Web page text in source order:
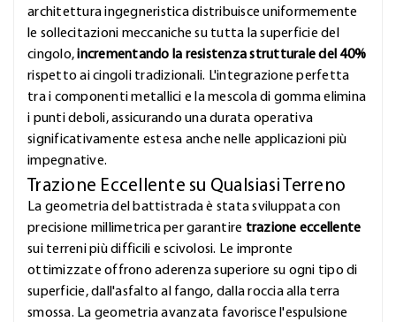
architettura ingegneristica distribuisce uniformemente
le sollecitazioni meccaniche su tutta la superficie del
cingolo,incrementando la resistenza strutturale del 40%
rispetto ai cingoli tradizionali. L'integrazione perfetta
tra i componenti metallici e la mescola di gomma elimina
i punti deboli, assicurando una durata operativa
significativamente estesa anche nelle applicazioni più
impegnative.
Trazione Eccellente su Qualsiasi Terreno
La geometria del battistrada è stata sviluppata con
precisione millimetrica per garantire trazione eccellente
sui terreni più difficili e scivolosi. Le impronte
ottimizzate offrono aderenza superiore su ogni tipo di
superficie, dall'asfalto al fango, dalla roccia alla terra
smossa. La geometria avanzata favorisce l'espulsione